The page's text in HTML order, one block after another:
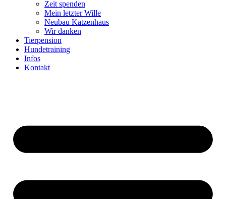
Zeit spenden
Mein letzter Wille
Neubau Katzenhaus
Wir danken
Tierpension
Hundetraining
Infos
Kontakt